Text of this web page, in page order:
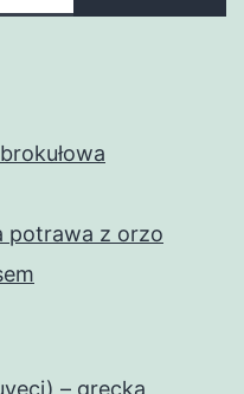
potrawa z orzo